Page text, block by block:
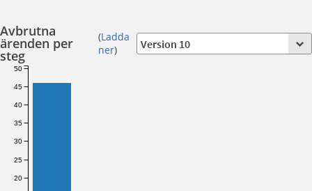
Avbrutna
ärenden per
steg
(Ladda
ner)
20
25
30
35
40
45
50